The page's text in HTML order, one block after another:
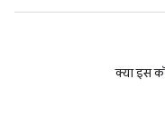
क्या इस